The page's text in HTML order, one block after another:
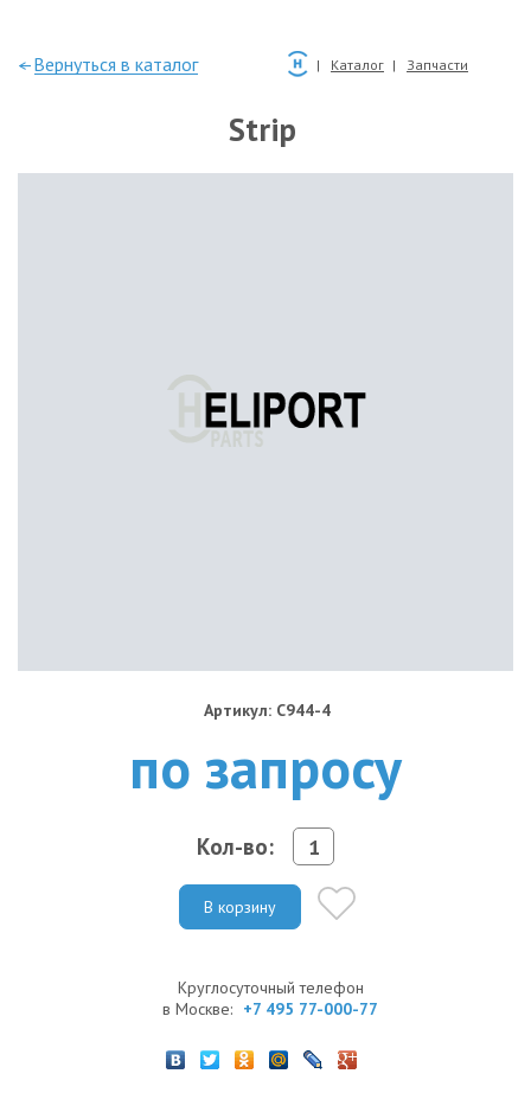
—Вернуться в каталог Каталог Запчасти
Strip
Артикул: C944-4
по запросу
Кол-во:
В корзину
Круглосуточный телефон
в Москве: +7 495 77-000-77